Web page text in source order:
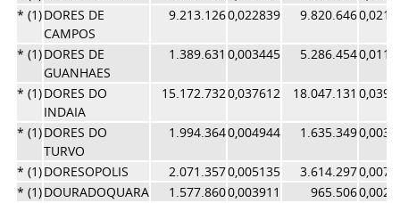
* (1)DORES DE
CAMPOS
9.213.1260,022839 9.820.646
* (1)DORES DE
GUANHAES
1.389.631 0,003445 5.286.454
* (1)DORES DO
INDAIA
15.172.7320,037612 18.047.131
* (1)DORES DO
TURVO
1.994.3640,004944 1.635.349
* (1)DORESOPOLIS 2.071.3570,005135 3.614.297
* (1)DOURADOQUARA 1.577.8600,003911 965.506